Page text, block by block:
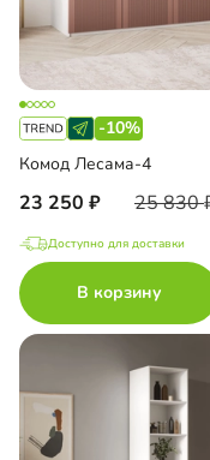
-10%
Комод Лесама-4
23 250 25 830
Доступно для доставки
В корзину